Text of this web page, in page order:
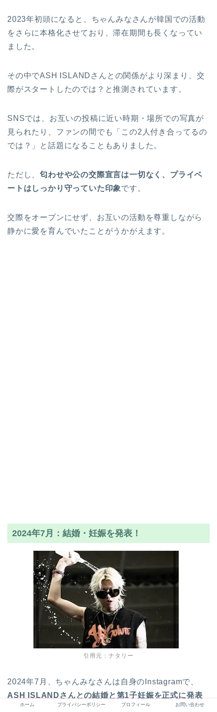
2023年初頭になると、ちゃんみなさんが韓国での活動
をさらに本格化させており、滞在期間も長くなってい
ました。
その中でASH ISLANDさんとの関係がより深まり、交
際がスタートしたのでは？と推測されています。
SNSでは、お互いの投稿に近い時期・場所での写真が
見られたり、ファンの間でも「この2人付き合ってるの
では？」と話題になることもありました。
ただし、匂わせや公の交際宣言は一切なく、プライベ
ートはしっかり守っていた印象です。
交際をオープンにせず、お互いの活動を尊重しながら
静かに愛を育んでいたことがうかがえます。
2024年7月：結婚・妊娠を発表！
引用元：ナタリー
2024年7月、ちゃんみなさんは自身のInstagramで、
ASH ISLANDさんとの結婚と第1子妊娠を正式に発表
しました。
ホーム プライバシーポリシー プロフィール お問い合わせ